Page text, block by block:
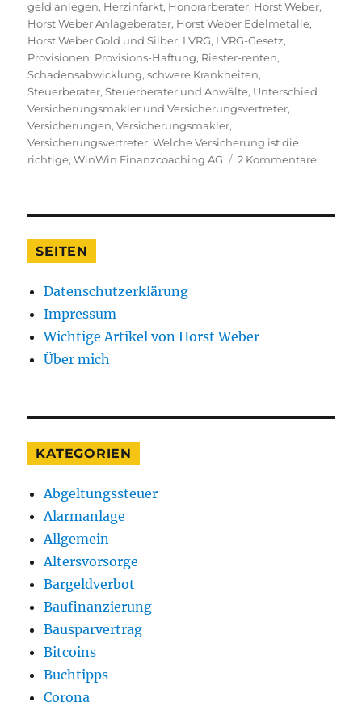
geld anlegen, Herzinfarkt, Honorarberater, Horst Weber,
Horst Weber Anlageberater, Horst Weber Edelmetalle,
Horst Weber Gold und Silber, LVRG, LVRG-Gesetz,
Provisionen, Provisions-Haftung, Riester-renten,
Schadensabwicklung,schwere Krankheiten,
Steuerberater,Steuerberater und Anwälte, Unterschied
Versicherungsmakler und Versicherungsvertreter,
Versicherungen,Versicherungsmakler,
Versicherungsvertreter,Welche Versicherung ist die
richtige,WinWin Finanzcoaching AG 2 Kommentarezu
für
SEITEN
Datenschutzerklärung
Impressum
Wichtige Artikel von Horst Weber
Über mich
KATEGORIEN
Abgeltungssteuer
Alarmanlage
Allgemein
Altersvorsorge
Bargeldverbot
Baufinanzierung
Bausparvertrag
Bitcoins
Buchtipps
Corona